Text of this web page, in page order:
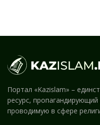
Портал «Kazislam» –
ресурс, пропагандирующий
проводимую в сфере